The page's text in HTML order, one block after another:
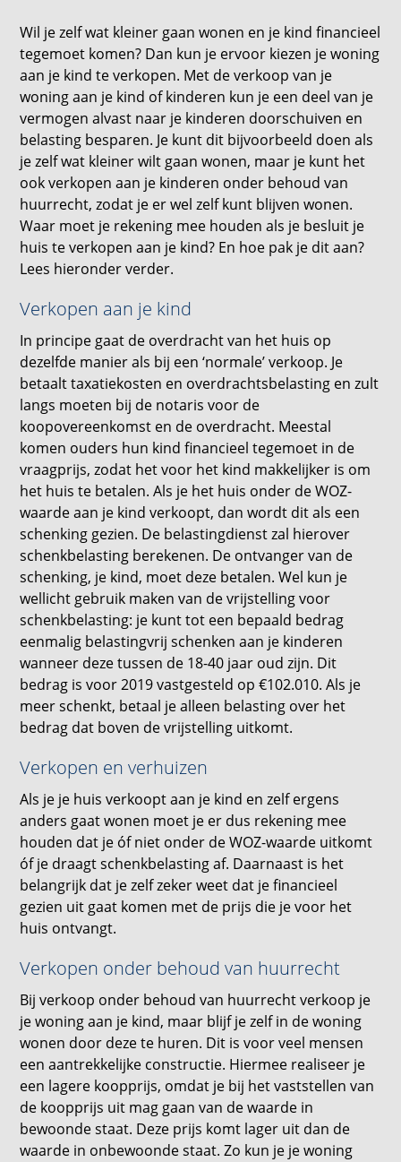
Wil je zelf wat kleiner gaan wonen en je kind financieel
tegemoet komen? Dan kun je ervoor kiezen je woning
aan je kind te verkopen. Met de verkoop van je
woning aan je kind of kinderen kun je een deel van je
vermogen alvast naar je kinderen doorschuiven en
belasting besparen. Je kunt dit bijvoorbeeld doen als
je zelf wat kleiner wilt gaan wonen, maar je kunt het
ook verkopen aan je kinderen onder behoud van
huurrecht, zodat je er wel zelf kunt blijven wonen.
Waar moet je rekening mee houden als je besluit je
huis te verkopen aan je kind? En hoe pak je dit aan?
Lees hieronder verder.
Verkopen aan je kind
In principe gaat de overdracht van het huis op
dezelfde manier als bij een ‘normale’ verkoop. Je
betaalt taxatiekosten en overdrachtsbelasting en zult
langs moeten bij de notaris voor de
koopovereenkomst en de overdracht. Meestal
komen ouders hun kind financieel tegemoet in de
vraagprijs, zodat het voor het kind makkelijker is om
het huis te betalen. Als je het huis onder de WOZ-
waarde aan je kind verkoopt, dan wordt dit als een
schenking gezien. De belastingdienst zal hierover
schenkbelasting berekenen. De ontvanger van de
schenking, je kind, moet deze betalen. Wel kun je
wellicht gebruik maken van de vrijstelling voor
schenkbelasting: je kunt tot een bepaald bedrag
eenmalig belastingvrij schenken aan je kinderen
wanneer deze tussen de 18-40 jaar oud zijn. Dit
bedrag is voor 2019 vastgesteld op €102.010. Als je
meer schenkt, betaal je alleen belasting over het
bedrag dat boven de vrijstelling uitkomt.
Verkopen en verhuizen
Als je je huis verkoopt aan je kind en zelf ergens
anders gaat wonen moet je er dus rekening mee
houden dat je óf niet onder de WOZ-waarde uitkomt
óf je draagt schenkbelasting af. Daarnaast is het
belangrijk dat je zelf zeker weet dat je financieel
gezien uit gaat komen met de prijs die je voor het
huis ontvangt.
Verkopen onder behoud van huurrecht
Bij verkoop onder behoud van huurrecht verkoop je
je woning aan je kind, maar blijf je zelf in de woning
wonen door deze te huren. Dit is voor veel mensen
een aantrekkelijke constructie. Hiermee realiseer je
een lagere koopprijs, omdat je bij het vaststellen van
de koopprijs uit mag gaan van de waarde in
bewoonde staat. Deze prijs komt lager uit dan de
waarde in onbewoonde staat. Zo kun je je woning